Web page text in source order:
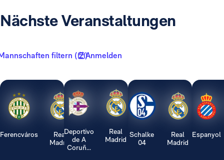
Nächste Veranstaltungen
filtern ( 2 )Anmelden
Ferencváros
Real
Madrid
Deportivo
de A
Coruñ...
Real
Madrid
Schalke
04
Real
Madrid
Espanyol